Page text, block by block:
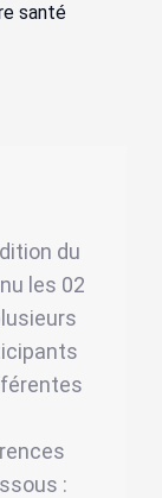
santé
du
les 02
: